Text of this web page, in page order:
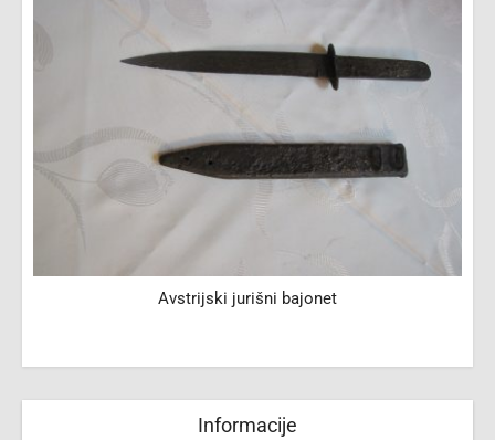
Avstrijski jurišni bajonet
Informacije